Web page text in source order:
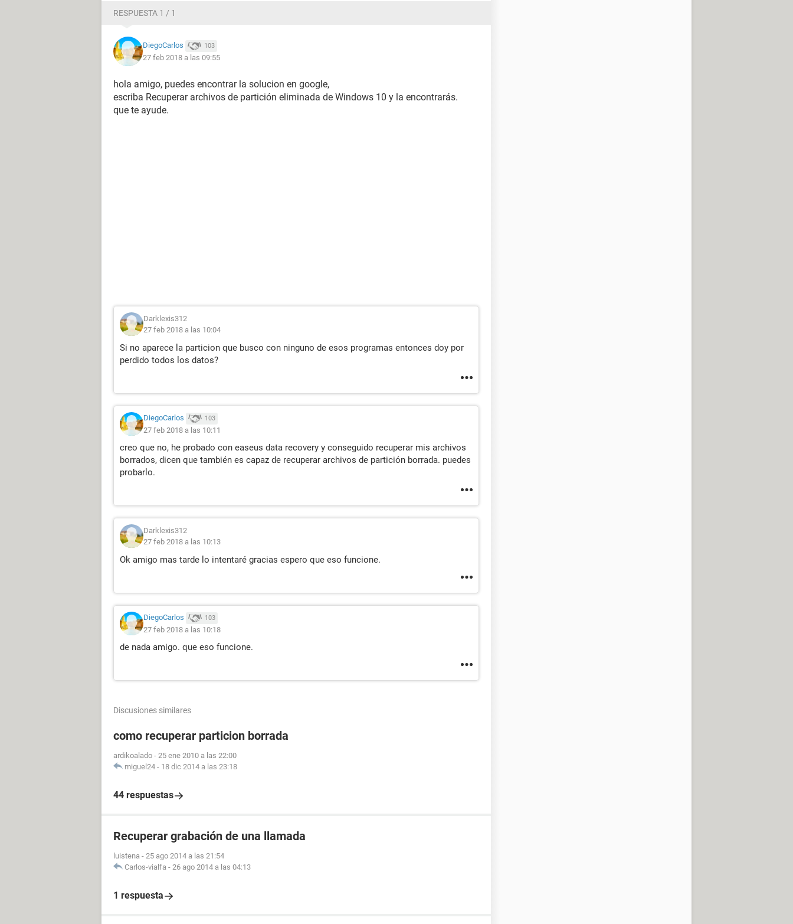
RESPUESTA 1 / 1
DiegoCarlos 103
27 feb 2018 a las 09:55
hola amigo, puedes encontrar la solucion en google,
escriba Recuperar archivos de partición eliminada de Windows 10 y la encontrarás.
que te ayude.
Darklexis312
27 feb 2018 a las 10:04
Si no aparece la particion que busco con ninguno de esos programas entonces doy por
perdido todos los datos?
DiegoCarlos 103
27 feb 2018 a las 10:11
creo que no, he probado con easeus data recovery y conseguido recuperar mis archivos
borrados, dicen que también es capaz de recuperar archivos de partición borrada. puedes
probarlo.
Darklexis312
27 feb 2018 a las 10:13
Ok amigo mas tarde lo intentaré gracias espero que eso funcione.
DiegoCarlos 103
27 feb 2018 a las 10:18
de nada amigo. que eso funcione.
Discusiones similares
como recuperar particion borrada
ardikoalado - 25 ene 2010 a las 22:00
miguel24 - 18 dic 2014 a las 23:18
44 respuestas
Recuperar grabación de una llamada
luistena - 25 ago 2014 a las 21:54
Carlos-vialfa - 26 ago 2014 a las 04:13
1 respuesta